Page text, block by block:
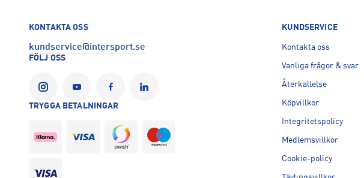
KONTAKTA OSS
kundservice@intersport.se
FÖLJ OSS
TRYGGA BETALNINGAR
KUNDSERVICE
Kontakta oss
Vanliga frågor & svar
Återkallelse
Köpvillkor
Integritetspolicy
Medlemsvillkor
Cookie-policy